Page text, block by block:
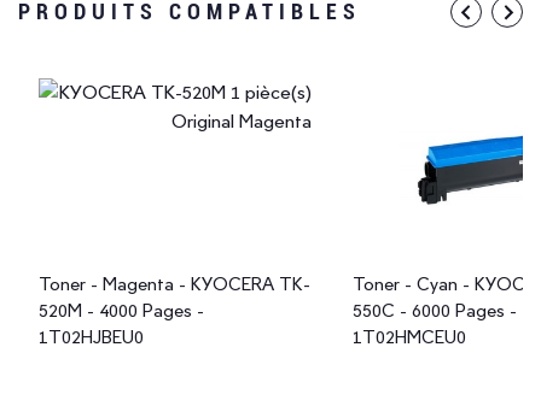
PRODUITS COMPATIBLES
Toner - Magenta - KYOCERA TK-
520M - 4000 Pages -
1T02HJBEU0
Toner - Cyan -
550C - 6000 Pages -
1T02HMCEU0